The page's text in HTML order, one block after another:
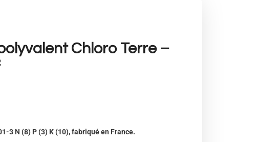
Chloro Terre –
3 N (8) P (3) K (10), fabriqué en France.